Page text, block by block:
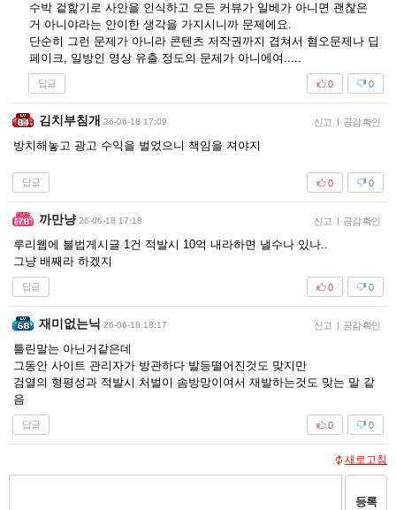
수박 겉핥기로 사안을 인식하고 모든 커뷰가 일베가 아니면 괜찮은
거 아니야라는 안이한 생각을 가지시니까 문제에요.
단순히 그런 문제가 아니라 콘텐츠 저작권까지 겹쳐서 혐오문제나 딥
페이크, 일방인 영상 유출 정도의 문제가 아니에여.....
답글 0
0
김치부침개 26-06-18 17:09 신고 | 공감 확인
방치해놓고 광고 수익을 벌었으니 책임을 져야지
답글 0
0
까만냥 26-06-18 17:18 신고 | 공감 확인
루리웹에 불법게시글 1건 적발시 10억 내라하면 낼수나 있나..
그냥 배째라 하겠지
답글 0
0
재미없는닉 26-06-18 18:17 신고 | 공감 확인
틀린말는 아닌거같은데
그동안 사이트 관리자가 방관하다 발등떨어진것도 맞지만
검열의 형평성과 적발시 처벌이 솜방망이여서 재발하는것도 맞는 말 같
음
답글 0
0
새로고침
등록